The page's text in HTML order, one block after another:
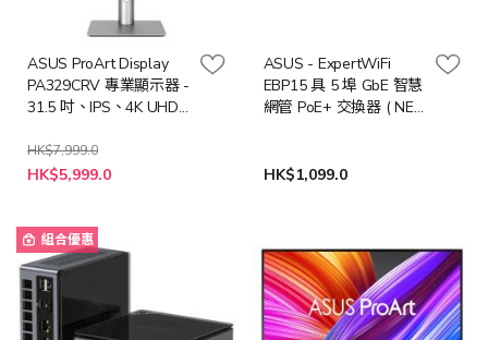
ASUS ProArt Display
PA329CRV 專業顯示器 -
31.5 吋、IPS、4K UHD
AP329CR+LB-MON)
HK$7,999.0
特
殊
HK$5,999.0
ASUS - ExpertWiFi
EBP15 具 5 埠 GbE 智慧
網管 PoE+ 交換器 ( NE-
HK$1,099.0
組合優惠